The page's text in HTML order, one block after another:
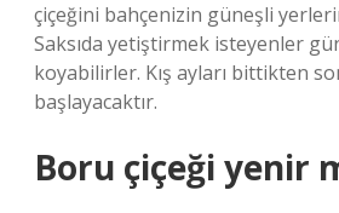
çiçeğini bahçenizin güneşli
Saksıda yetiştirmek isteyenler
koyabilirler. Kış ayları bittikten
başlayacaktır.
Boru çiçeği yenir